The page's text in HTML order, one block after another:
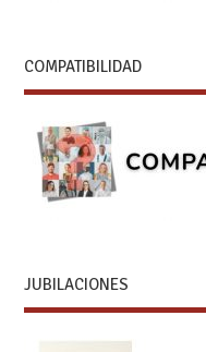
COMPATIBILIDAD
JUBILACIONES